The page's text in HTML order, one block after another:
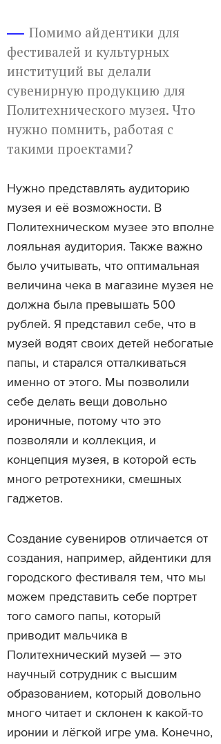
Помимо айдентики для
фестивалей и культурных
институций вы делали
сувенирную продукцию для
Политехнического музея. Что
нужно помнить, работая с
такими проектами?
Нужно представлять аудиторию
музея и её возможности. В
Политехническом музее это вполне
лояльная аудитория. Также важно
было учитывать, что оптимальная
величина чека в магазине музея не
должна была превышать 500
рублей. Я представил себе, что в
музей водят своих детей небогатые
папы, и старался отталкиваться
именно от этого. Мы позволили
себе делать вещи довольно
ироничные, потому что это
позволяли и коллекция, и
концепция музея, в которой есть
много ретротехники, смешных
гаджетов.
Создание сувениров отличается от
создания, например, айдентики для
городского фестиваля тем, что мы
можем представить себе портрет
того самого папы, который
приводит мальчика в
Политехнический музей — это
научный сотрудник с высшим
образованием, который довольно
много читает и склонен к какой-то
иронии и лёгкой игре ума. Конечно,